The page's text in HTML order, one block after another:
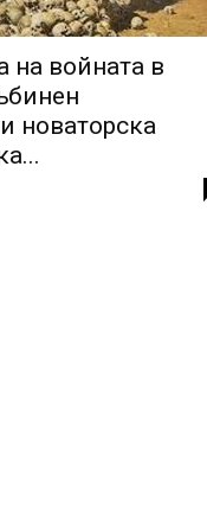
на войната в
новаторска